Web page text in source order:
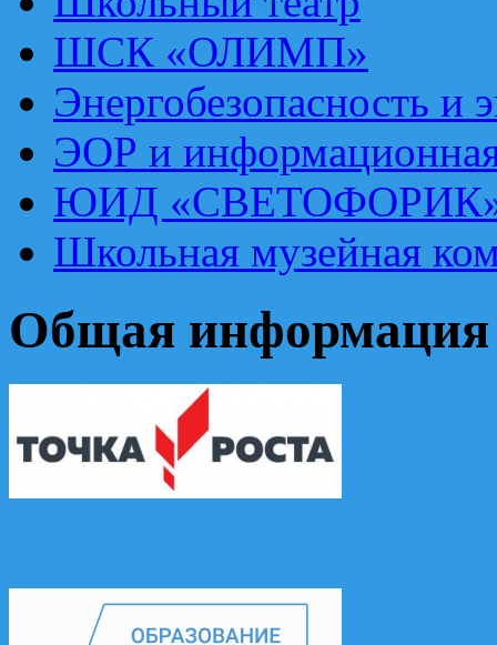
ШСК «ОЛИМП»
Энергобезопасность и
ЭОР и информационная
ЮИД
Школьная музейная
Общая информация